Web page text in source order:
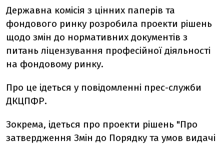
Державна комісія з цінних паперів та
фондового ринку розробила проекти рішень
щодо змін до нормативних документів з
питань ліцензування професійної діяльності
на фондовому ринку.
Про це ідеться у повідомленні прес-служби
ДКЦПФР.
Зокрема, ідеться про проекти рішень "Про
затвердження Змін до Порядку та умов видачі